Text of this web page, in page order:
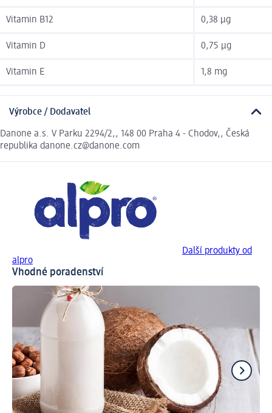
Vitamin B12 0,38 µg
Vitamin D 0,75 µg
Vitamin E 1,8 mg
Výrobce / Dodavatel
Danone a.s. V Parku 2294/2,, 148 00 Praha 4 - Chodov,, Česká
republika danone.cz@danone.com
Další produkty od
alpro
Vhodné poradenství